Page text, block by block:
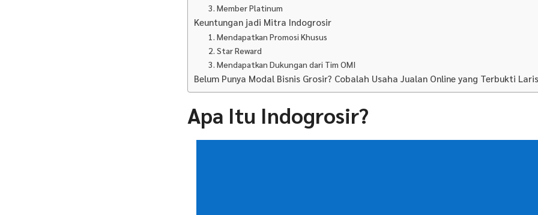
3. Member Platinum
Keuntungan jadi Mitra Indogrosir
1. Mendapatkan Promosi Khusus
2. Star Reward
3. Mendapatkan Dukungan dari Tim OMI
Belum Punya Modal Bisnis Grosir? Cobalah Usaha Jualan Online yang Terbukti
Apa Itu Indogrosir?